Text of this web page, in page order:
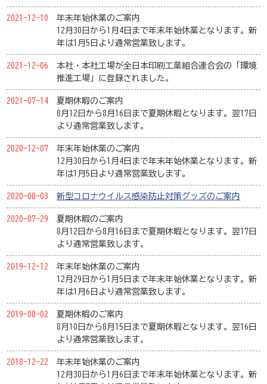
2021-12-10 年末年始休業のご案内
12月30日から1月4日まで年末年始休業となります。新
年は1月5日より通常営業致します。
2021-12-06 本社・本社工場が全日本印刷工業組合連合会の「環境
推進工場」に登録されました。
2021-07-14 夏期休暇のご案内
8月12日から8月16日まで夏期休暇となります。翌17日
より通常営業致します。
2020-12-07 年末年始休業のご案内
12月30日から1月4日まで年末年始休業となります。新
年は1月5日より通常営業致します。
2020-08-03 新型コロナウイルス感染防止対策グッズのご案内
2020-07-29 夏期休暇のご案内
8月12日から8月16日まで夏期休暇となります。翌17日
より通常営業致します。
2019-12-12 年末年始休業のご案内
12月29日から1月5日まで年末年始休業となります。新
年は1月6日より通常営業致します。
2019-08-02 夏期休暇のご案内
8月10日から8月15日まで夏期休暇となります。翌16日
より通常営業致します。
2018-12-22 年末年始休業のご案内
12月30日から1月6日まで年末年始休業となります。新